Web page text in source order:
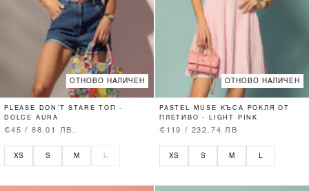
ОТНОВО НАЛИЧЕН
PLEASE DON’T STARE ТОП -
DOLCE AURA
€45 / 88.01 ЛВ.
XS S M L
ОТНОВО НАЛИЧЕН
PASTEL MUSE КЪСА РОКЛЯ ОТ
ПЛЕТИВО - LIGHT PINK
€119 / 232.74 ЛВ.
XS S M